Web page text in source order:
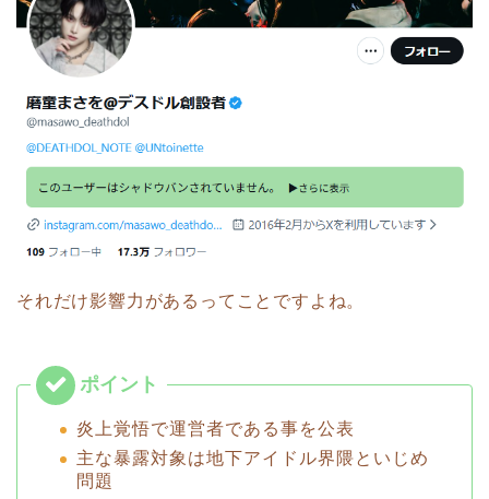
それだけ影響力があるってことですよね。
炎上覚悟で運営者である事を公表
主な暴露対象は地下アイドル界隈といじめ
問題